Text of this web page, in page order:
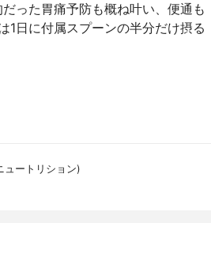
った胃痛予防も概ね叶い、便通も
1日に付属スプーンの半分だけ摂る
ートリション)